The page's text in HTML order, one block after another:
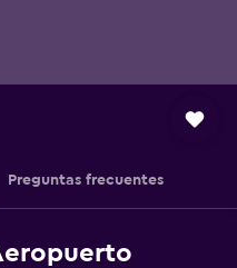
Preguntas frecuentes